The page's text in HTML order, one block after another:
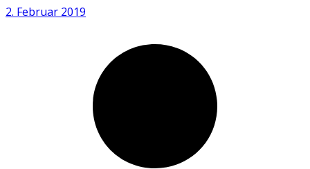
2. Februar 2019